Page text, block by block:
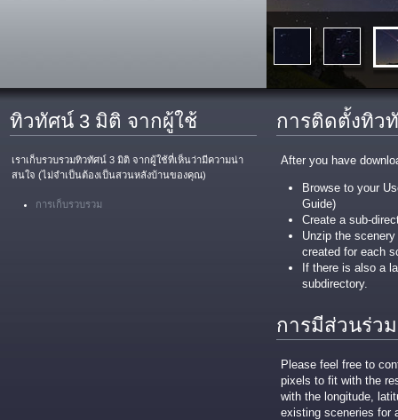
ทิวทัศน์ 3 มิติ จากผู้ใช้
เราเก็บรวบรวมทิวทัศน์ 3 มิติ จากผู้ใช้ที่เห็นว่ามีความน่า
สนใจ (ไม่จำเป็นต้องเป็นสวนหลังบ้านของคุณ)
การเก็บรวบรวม
การติดตั้งทิว
After you have
Browse to your
Guide)
Create a sub-
Unzip the
created for each
If there is also a
subdirectory.
การมีส่วนร่วม
Please feel free to
pixels to fit with the
with the longitude,
existing sceneries for